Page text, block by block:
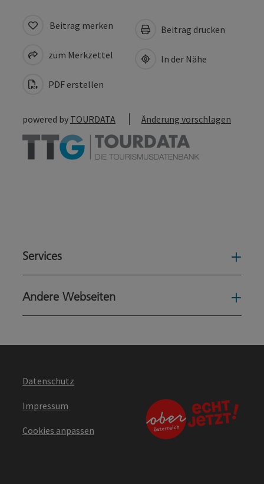
Beitrag merken
zum Merkzettel
PDF erstellen
Beitrag drucken
In der Nähe
powered by TOURDATA Änderung vorschlagen
Services
Andere Webseiten
Datenschutz
Impressum
Cookies anpassen